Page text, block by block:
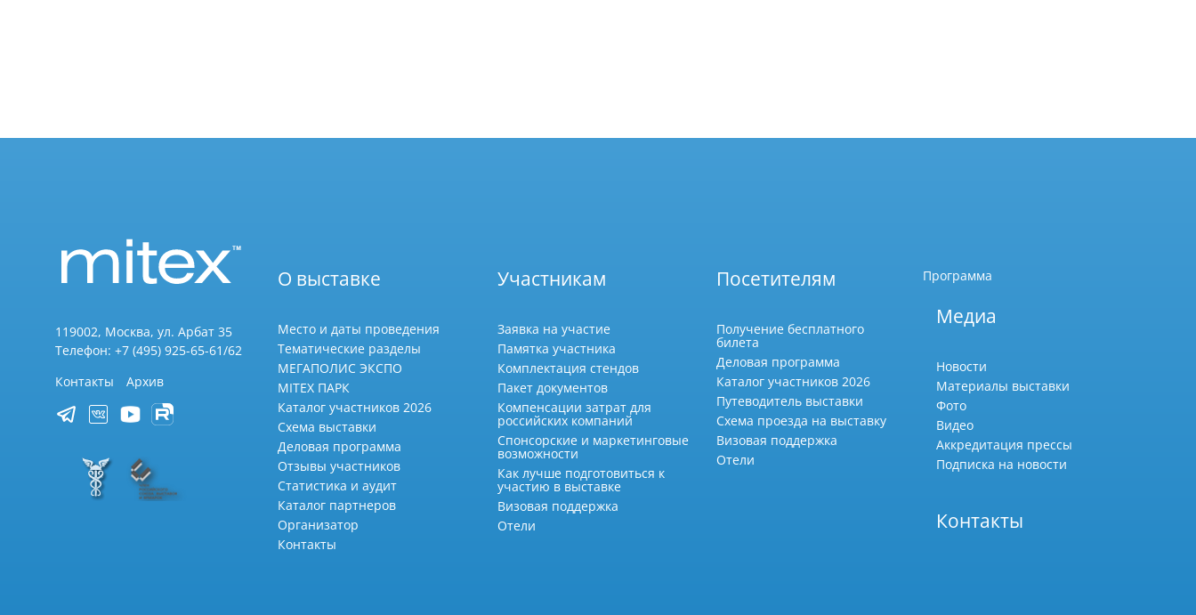
119002, Москва, ул. Арбат 35
Телефон: +7 (495) 925-65-61/62
Контакты
Архив
О выставке
Место и даты проведения
Тематические разделы
МЕГАПОЛИС ЭКСПО
MITEX ПАРК
Каталог участников 2026
Схема выставки
Деловая программа
Отзывы участников
Статистика и аудит
Каталог партнеров
Организатор
Контакты
Участникам
Заявка на участие
Памятка участника
Комплектация стендов
Пакет документов
Компенсации затрат для
российских компаний
Спонсорские и маркетинговые
возможности
Как лучше подготовиться к
участию в выставке
Визовая поддержка
Отели
Посетителям
Получение бесплатного
билета
Деловая программа
Каталог участников 2026
Путеводитель выставки
Схема проезда на выставку
Визовая поддержка
Отели
Программа
Медиа
Новости
Материалы выставки
Фото
Видео
Аккредитация прессы
Подписка на новости
Контакты